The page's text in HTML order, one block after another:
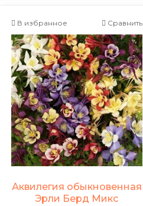
В избранное Сравнить
Аквилегия обыкновенная
Эрли Берд Микс